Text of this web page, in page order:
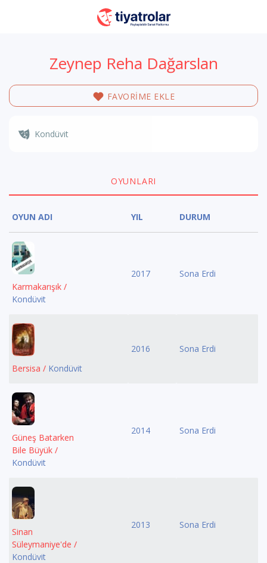
Zeynep Reha Dağarslan
FAVORİME EKLE
Kondüvit
OYUNLARI
OYUN ADI YIL DURUM
Karmakarışık /
Kondüvit
2017 Sona Erdi
Bersisa / Kondüvit
2016 Sona Erdi
Güneş Batarken
Bile Büyük /
Kondüvit
2014 Sona Erdi
Sinan
Süleymaniye'de /
Kondüvit
2013 Sona Erdi